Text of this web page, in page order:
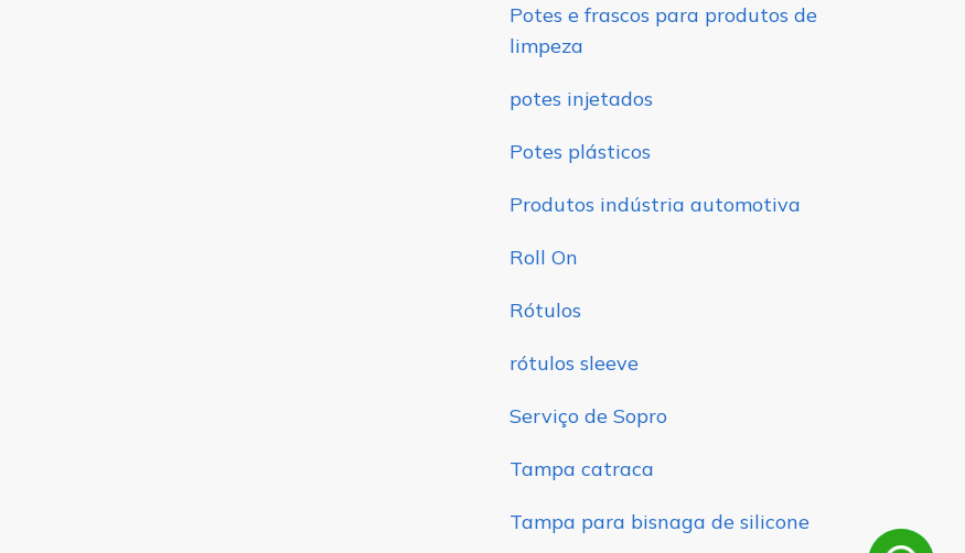
Potes e frascos para produtos de
limpeza
potes injetados
Potes plásticos
Produtos indústria automotiva
Roll On
Rótulos
rótulos sleeve
Serviço de Sopro
Tampa catraca
Tampa para bisnaga de silicone